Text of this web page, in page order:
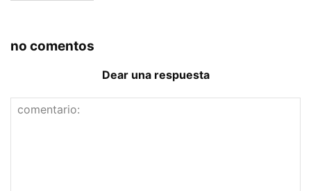
no comentos
Dear una respuesta